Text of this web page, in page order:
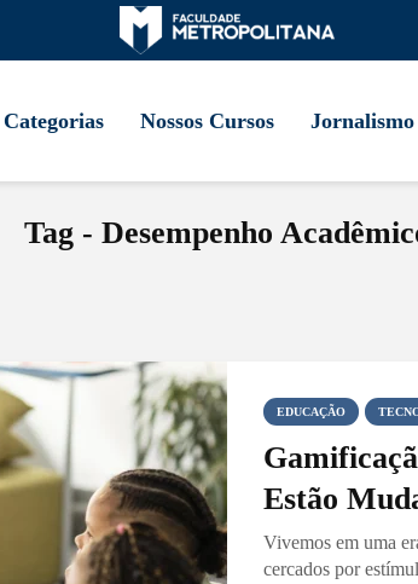
Categorias Nossos Cursos Jornalismo
Tag - Desempenho
EDUCAÇÃO
Estão
Vivemos em uma
cercados por